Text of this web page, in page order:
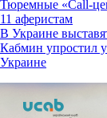
Тюремные «Call-
11 аферистам
В Украине
Кабмин упростил
Украине